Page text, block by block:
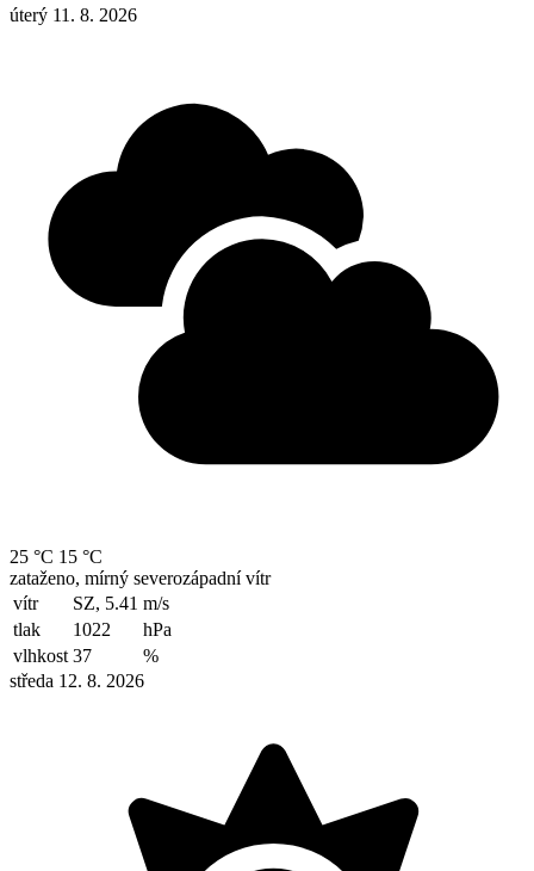
úterý 11. 8. 2026
25 °C 15 °C
zataženo, mírný severozápadní vítr
vítr
SZ, 5.41 m/s
tlak
1022
hPa
vlhkost 37
%
středa 12. 8. 2026